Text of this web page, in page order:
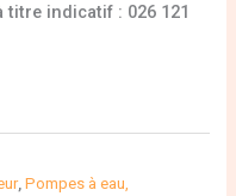
indicatif : 026 121
,Pompes à eau,